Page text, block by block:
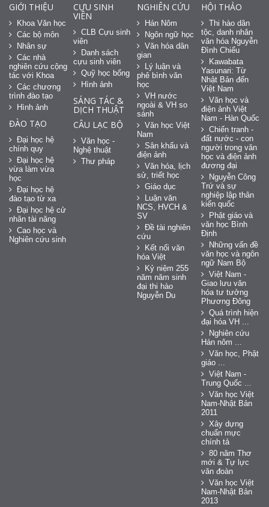
GIỚI THIỆU
Khoa Văn học
Các bộ môn
Nhân sự
Các nhà
nghiên cứu cộng
tác với Khoa
Các chương
trình đào tạo
Hình ảnh
ĐÀO TẠO
Đại học hệ
chính quy
Đại học hệ
vừa làm vừa
học
Đại học hệ
đào tạo từ xa
Đại học hệ cử
nhân tài năng
Cao học và
Nghiên cứu sinh
CỰU SINH
VIÊN
CLB Cựu sinh
viên
Danh sách
cựu sinh viên
Quỹ học bổng
Hình ảnh
SÁNG TÁC &
DỊCH THUẬT
CÂU LẠC BỘ
Văn học -
Nghệ thuật
Thư pháp
NGHIÊN CỨU
Hán Nôm
Ngôn ngữ học
Văn hóa dân
gian
Lý luận và
phê bình văn
học
VH nước
ngoài & VH so
sánh
Văn học Việt
Nam
Sân khấu và
điện ảnh
Văn hóa, lịch
sử, triết học
Giáo dục
Luận văn
NCS, HVCH &
SV
Đề tài nghiên
cứu
Kết nối văn
hóa Việt
Kỷ niệm 255
năm năm sinh
đại thi hào
Nguyễn Du
HỘI THẢO
Thi hào dân
tộc, danh nhân
văn hóa Nguyễn
Đình Chiểu
Kawabata
Yasunari: Từ
Nhật Bản đến
Việt Nam
Văn học và
điện ảnh Việt
Nam - Hàn Quốc
Chiến tranh -
đất nước - con
người trong văn
học và điện ảnh
đương đại
Nguyễn Công
Trứ và sự
nghiệp lập thân
kiến quốc
Phật giáo và
văn học Bình
Định
Những vấn đề
văn học và ngôn
ngữ Nam Bộ
Việt Nam -
Giao lưu văn
hóa tư tưởng
Phương Đông
Quá trình hiện
đại hóa VH ...
Nghiên cứu
Hán nôm ...
Văn học, Phật
giáo ...
Việt Nam -
Trung Quốc ...
Văn học Việt
Nam-Nhật Bản
2011
Xây dựng
chuẩn mực
chính tả
80 năm Thơ
mới & Tự lực
văn đoàn
Văn học Việt
Nam-Nhật Bản
2013